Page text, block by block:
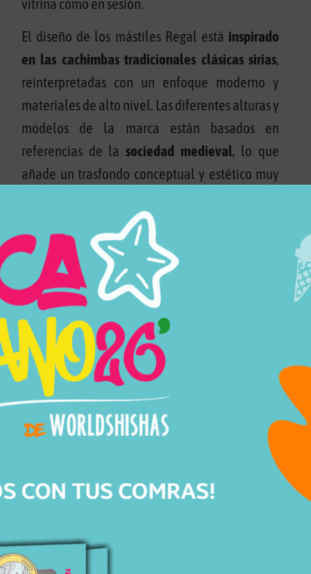
vitrina como en sesión.
El diseño de los mástiles Regal está inspirado
en las cachimbas tradicionales clásicas sirias,
reinterpretadas con un enfoque moderno y
materiales de alto nivel. Las diferentes alturas y
modelos de la marca están basados en
referencias de la sociedad medieval, lo que
añade un trasfondo conceptual y estético muy
de las líneas clásicas combinada con acabados
contemporáneos.
A nivel de fumada, Regal es conocida por
ofrecer untiro suave, amplio y muy agradable
con un flujo de aire equilibrado que se adapta
tanto a sesiones relajadas como a un uso más
intensivo. Su construcción sólida y su interior de
acero inoxidable permiten disfrutar de una
fumada limpia y estable, con un sonido
reconocible que muchos aficionados asocian
Ninguna cachimba de la marca incluye base, lo
completo su setup
recomendamos combinar el mástil con una